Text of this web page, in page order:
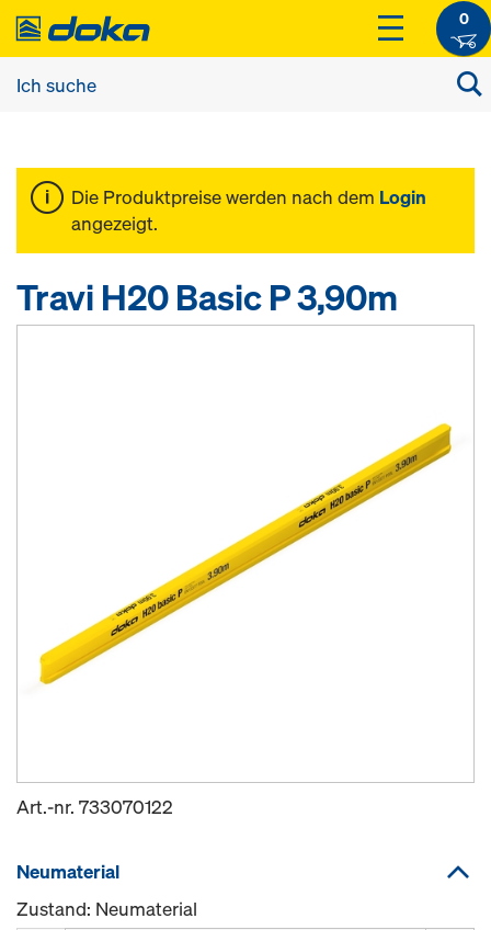
0
Die Produktpreise werden nach dem Login
angezeigt.
Travi H20 Basic P 3,90m
Art.-nr. 733070122
Neumaterial
Zustand: Neumaterial